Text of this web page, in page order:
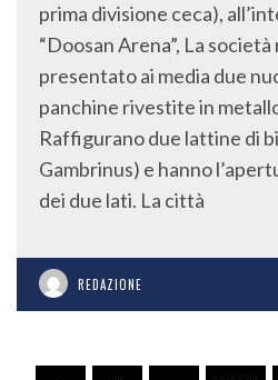
prima divisione ceca),
“Doosan Arena”, La
presentato ai media due
panchine rivestite in
Raffigurano due lattine di
Gambrinus) e hanno
dei due lati. La città
REDAZIONE